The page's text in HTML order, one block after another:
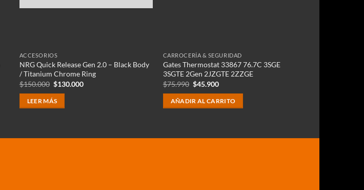
ACCESORIOS
NRG Quick Release Gen 2.0 – Black Body
/ Titanium Chrome Ring
$150.000 El
original
era:
$130.000El
LEER MÁS
CARROCERÍA & SEGURIDAD
Gates Thermostat 33867 76.7C 3SGE
3SGTE 2Gen 2JZGTE 2ZZGE
$75.990 El
original
era:
$45.900El
actual
es:
AÑADIR AL CARRITO